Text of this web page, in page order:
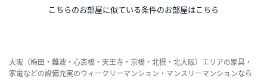
こちらのお部屋に似ている条件のお部屋はこちら
大阪（梅田・難波・心斎橋・天王寺・京橋・北摂・北大阪）エリアの家具・
家電などの設備充実のウィークリーマンション・マンスリーマンションなら